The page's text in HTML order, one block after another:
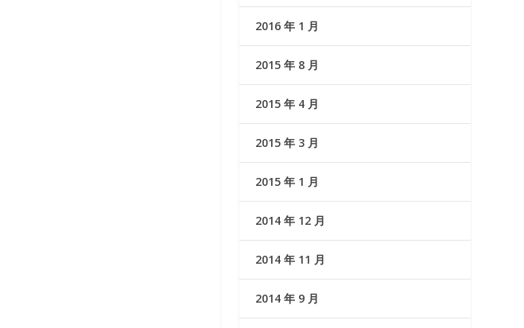
2016 年 1 月
2015 年 8 月
2015 年 4 月
2015 年 3 月
2015 年 1 月
2014 年 12 月
2014 年 11 月
2014 年 9 月